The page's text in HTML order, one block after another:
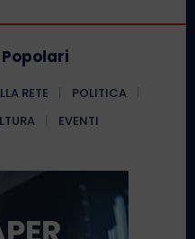
RETE
POLITICA
EVENTI